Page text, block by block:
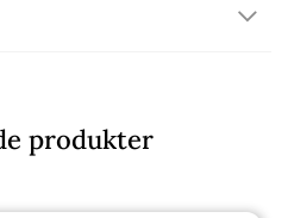
produkter